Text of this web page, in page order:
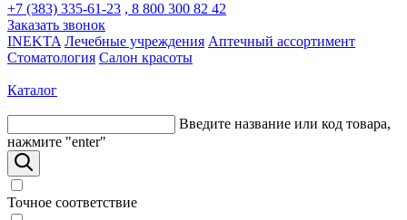
+7 (383) 335-61-23 , 8 800 300 82 42
Заказать звонок
INEKTA Лечебные учреждения Аптечный ассортимент
Стоматология Салон красоты
Каталог
Введите название или код товара,
нажмите "enter"
Точное соответствие